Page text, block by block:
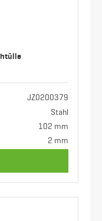
JZ0200379
Stahl
102 mm
2 mm